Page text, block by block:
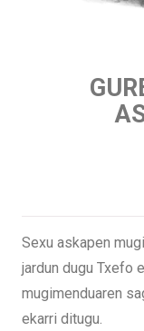
Sexu askapen
jardun dugu Txefo
mugimenduaren
ekarri ditugu.